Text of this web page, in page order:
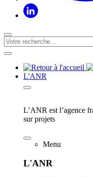
L'ANR
L’ANR est l’agence
sur projets
Menu
L'ANR